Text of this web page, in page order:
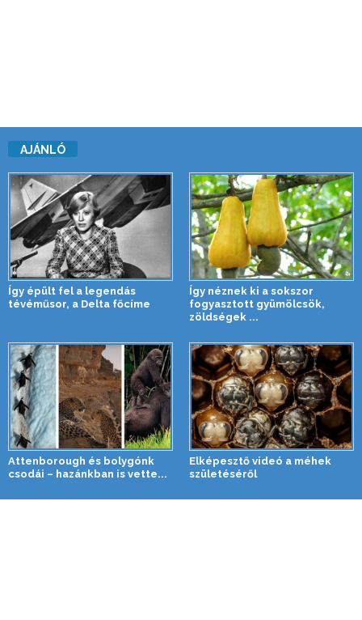
AJÁNLÓ
Így épült fel a legendás
tévéműsor, a Delta főcíme
Így néznek ki a sokszor
fogyasztott gyümölcsök,
zöldségek ...
Attenborough és bolygónk
csodái – hazánkban is vette...
Elképesztő videó a méhek
születéséről